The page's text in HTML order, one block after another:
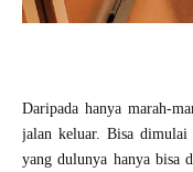
Daripada hanya marah-
jalan keluar. Bisa
yang dulunya hanya bisa